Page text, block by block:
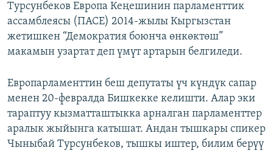
Турсунбеков Европа Кеңешинин парламенттик
ассамблеясы (ПАСЕ) 2014-жылы Кыргызстан
жетишкен “Демократия боюнча өнкөктөш”
макамын узартат деп үмүт артарын белгиледи.
Европарламенттин беш депутаты үч күндүк сапар
менен 20-февралда Бишкекке келишти. Алар эки
тараптуу кызматташтыкка арналган парламенттер
аралык жыйынга катышат. Андан тышкары спикер
Чыныбай Турсунбеков, тышкы иштер, билим берүү